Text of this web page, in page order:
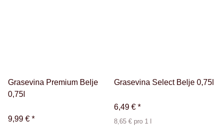
Grasevina Premium Belje
0,75l
9,99 € *
Grasevina Select Belje 0,75l
6,49 € *
8,65 € pro 1 l